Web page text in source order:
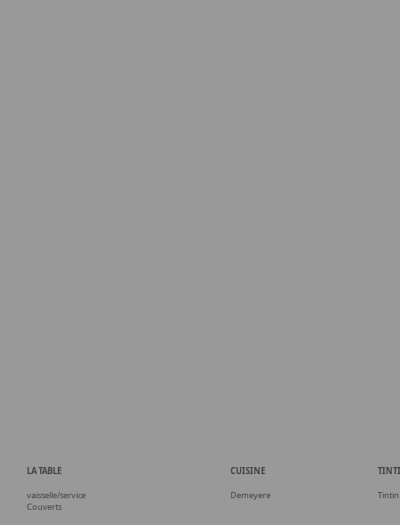
LA TABLE
vaisselle/service
Couverts
CUISINE
Demeyere Tintin